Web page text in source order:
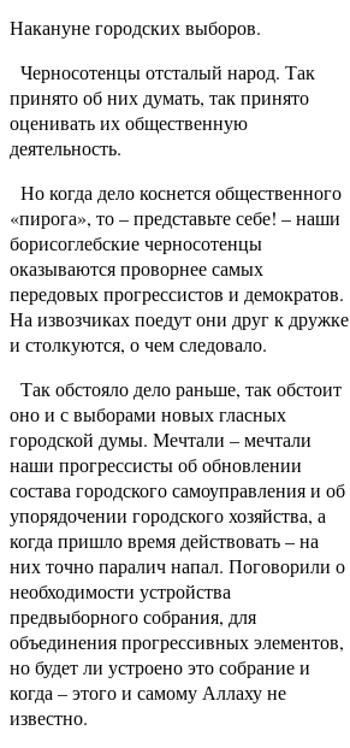
Накануне городских выборов.
Черносотенцы отсталый народ. Так
принято об них думать, так принято
оценивать их общественную
деятельность.
Но когда дело коснется общественного
«пирога», то – представьте себе! – наши
борисоглебские черносотенцы
оказываются проворнее самых
передовых прогрессистов и демократов.
На извозчиках поедут они друг к дружке
и столкуются, о чем следовало.
Так обстояло дело раньше, так обстоит
оно и с выборами новых гласных
городской думы. Мечтали – мечтали
наши прогрессисты об обновлении
состава городского самоуправления и об
упорядочении городского хозяйства, а
когда пришло время действовать – на
них точно паралич напал. Поговорили о
необходимости устройства
предвыборного собрания, для
объединения прогрессивных элементов,
но будет ли устроено это собрание и
когда – этого и самому Аллаху не
известно.